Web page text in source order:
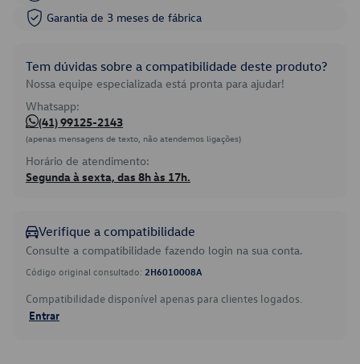
Garantia de 3 meses de fábrica
Tem dúvidas sobre a compatibilidade deste produto?
Nossa equipe especializada está pronta para ajudar!
Whatsapp:
(41) 99125-2143
(apenas mensagens de texto, não atendemos ligações)
Horário de atendimento:
Segunda à sexta, das 8h às 17h.
Verifique a compatibilidade
Consulte a compatibilidade fazendo login na sua conta.
Código original consultado: 2H6010008A
Compatibilidade disponível apenas para clientes logados.
Entrar